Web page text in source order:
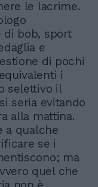
le lacrime.
di bob, sport
e
di pochi
i
selettivo il
seria evitando
alla mattina.
a qualche
se i
ma
quel che